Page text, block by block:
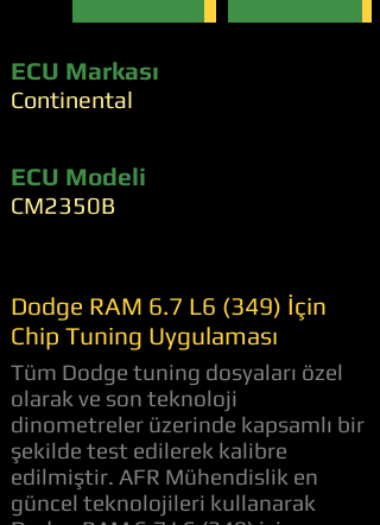
ECU Markası
Continental
ECU Modeli
CM2350B
Dodge RAM 6.7 L6 (349) İçin
Chip Tuning Uygulaması
Tüm Dodge tuning dosyaları özel
olarak ve son teknoloji
dinometreler üzerinde kapsamlı bir
şekilde test edilerek kalibre
edilmiştir. AFR Mühendislik en
güncel teknolojileri kullanarak